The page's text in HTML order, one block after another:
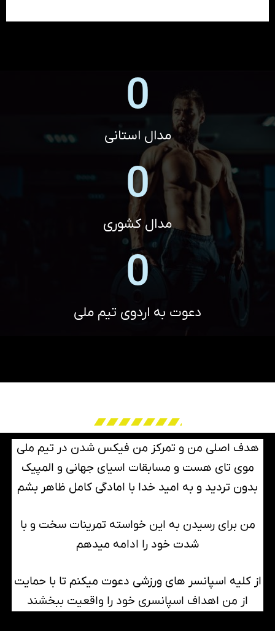
مدال استانی
0
مدال کشوری
0
دعوت به اردوی تیم ملی
0
هدف اصلی من و تمرکز من فیکس شدن در تیم ملی
موی تای هست و مسابقات اسیای جهانی و المپیک
بدون تردید و به امید خدا با امادگی کامل ظاهر بشم
من برای رسیدن به این خواسته تمرینات سخت و با
شدت خود را ادامه میدهم
از کلیه اسپانسر های ورزشی دعوت میکنم تا با حمایت
از من اهداف اسپانسری خود را واقعیت ببخشند